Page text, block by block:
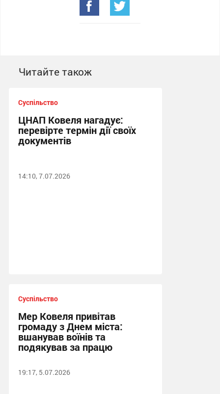
Читайте також
Суспільство
ЦНАП Ковеля нагадує:
перевірте термін дії своїх
документів
14:10, 7.07.2026
Суспільство
Мер Ковеля привітав
громаду з Днем міста:
вшанував воїнів та
подякував за працю
19:17, 5.07.2026